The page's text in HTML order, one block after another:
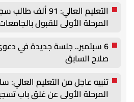
التعليم العالي:
المرحلة الأولى للقبول
6 سبتمبر.. جلسة جديدة في
صلاح السابق
تنبيه عاجل من التعليم
المرحلة الأولى عن غلق باب